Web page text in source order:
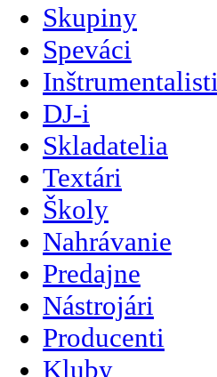
Skupiny
Speváci
Inštrumentalisti
DJ-i
Skladatelia
Textári
Školy
Nahrávanie
Predajne
Nástrojári
Producenti
Kluby